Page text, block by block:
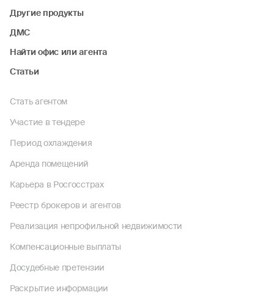
Другие продукты
ДМС
Найти офис или агента
Статьи
Стать агентом
Участие в тендере
Период охлаждения
Аренда помещений
Карьера в Росгосстрах
Реестр брокеров и агентов
Реализация непрофильной недвижимости
Компенсационные выплаты
Досудебные претензии
Раскрытие информации